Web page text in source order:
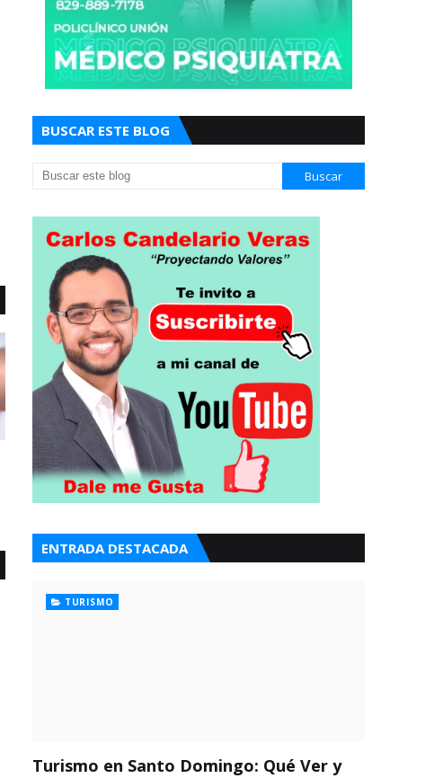
BUSCAR ESTE BLOG
ENTRADA DESTACADA
TURISMO
Turismo en Santo Domingo: Qué Ver y